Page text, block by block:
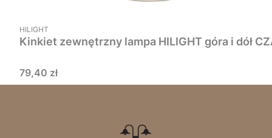
PRODUCENT
HILIGHT
Cena
79,40 zł